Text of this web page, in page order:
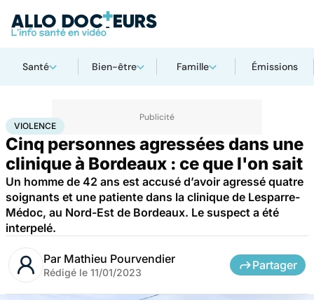
Santé Bien-être Famille Émissions
AccueilSantéUrgences
VIOLENCE
Cinq personnes agressées dans une
clinique à Bordeaux : ce que l'on sait
Un homme de 42 ans est accusé d’avoir agressé quatre
soignants et une patiente dans la clinique de Lesparre-
Médoc, au Nord-Est de Bordeaux. Le suspect a été
interpelé.
Par Mathieu Pourvendier
Rédigé le 11/01/2023
Partager